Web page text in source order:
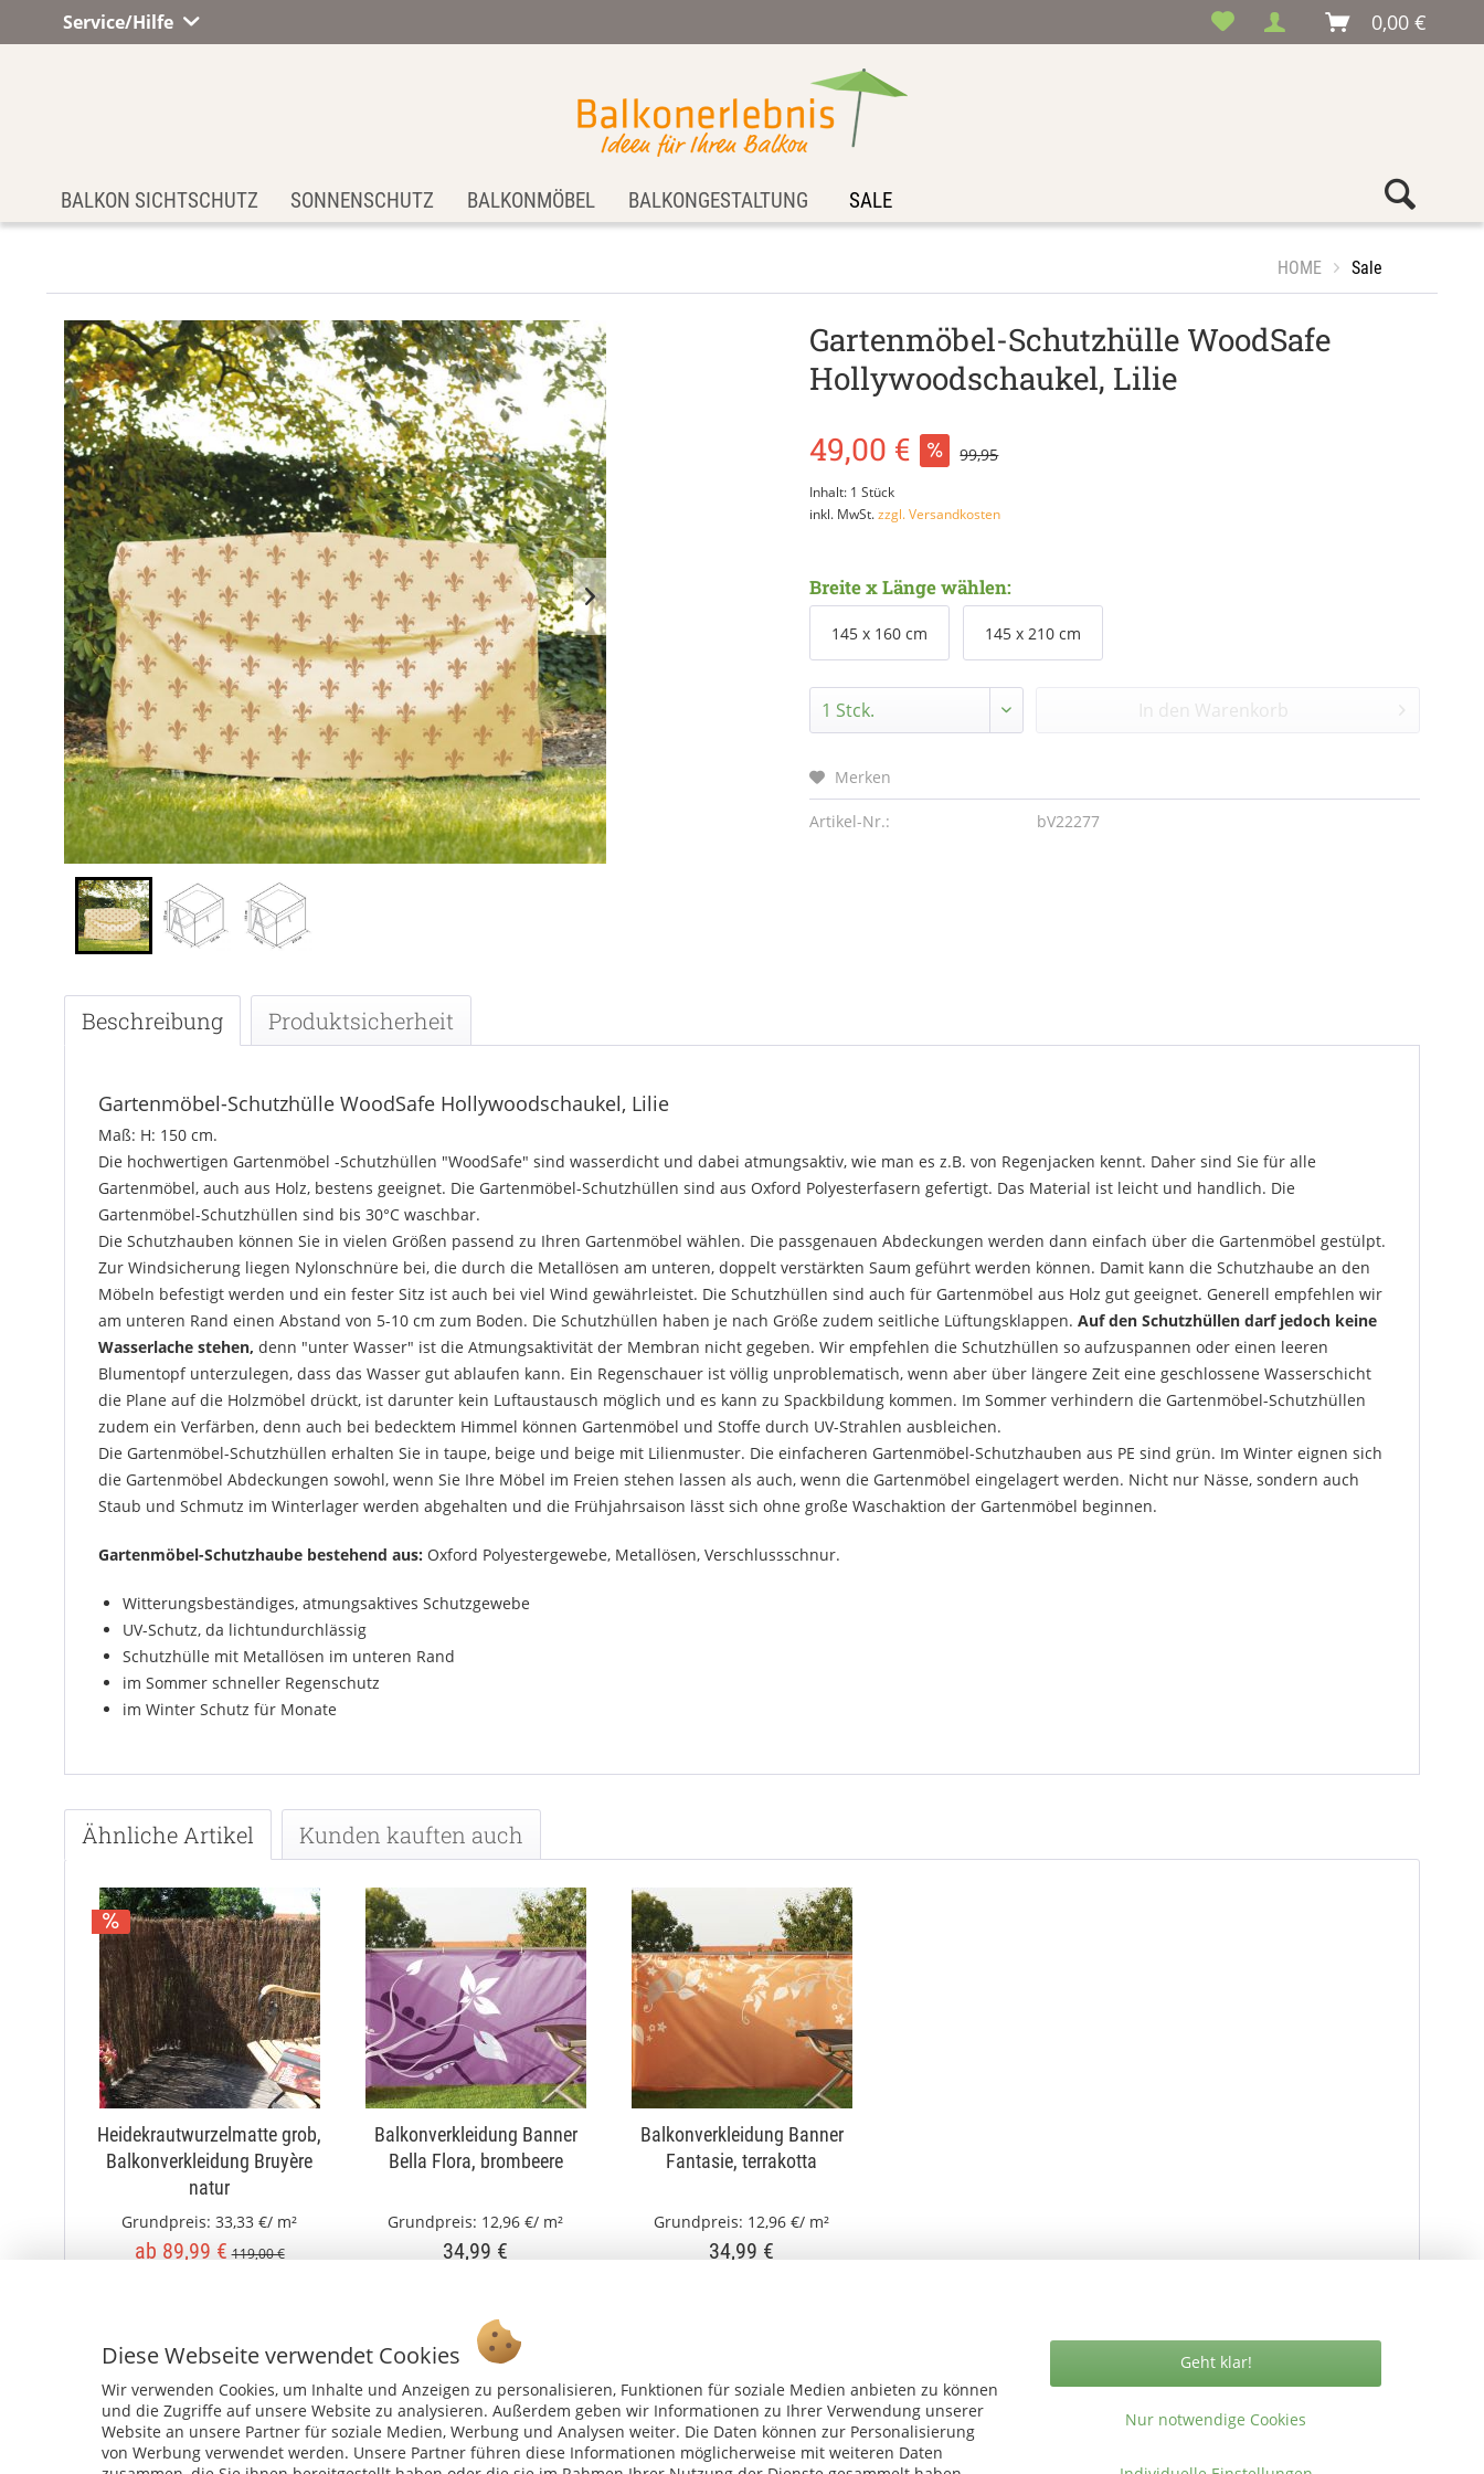
Service/Hilfe 0,00 €
BALKON SICHTSCHUTZ SONNENSCHUTZ BALKONMÖBEL BALKONGESTALTUNG SALE
HOME Sale
Gartenmöbel-Schutzhülle WoodSafe
Hollywoodschaukel, Lilie
49,00 €
99,95
Inhalt: 1 Stück
inkl. MwSt.zzgl. Versandkosten
Breite x Länge wählen:
145 x 160 cm 145 x 210 cm
In den Warenkorb
Merken
Artikel-Nr.: bV22277
Beschreibung Produktsicherheit
Gartenmöbel-Schutzhülle WoodSafe Hollywoodschaukel, Lilie
Maß: H: 150 cm.
Die hochwertigen Gartenmöbel -Schutzhüllen "WoodSafe" sind wasserdicht und dabei atmungsaktiv, wie man es z.B. von Regenjacken kennt. Daher sind Sie für alle
Gartenmöbel, auch aus Holz, bestens geeignet. Die Gartenmöbel-Schutzhüllen sind aus Oxford Polyesterfasern gefertigt. Das Material ist leicht und handlich. Die
Gartenmöbel-Schutzhüllen sind bis 30°C waschbar.
Die Schutzhauben können Sie in vielen Größen passend zu Ihren Gartenmöbel wählen. Die passgenauen Abdeckungen werden dann einfach über die Gartenmöbel gestülpt.
Zur Windsicherung liegen Nylonschnüre bei, die durch die Metallösen am unteren, doppelt verstärkten Saum geführt werden können. Damit kann die Schutzhaube an den
Möbeln befestigt werden und ein fester Sitz ist auch bei viel Wind gewährleistet. Die Schutzhüllen sind auch für Gartenmöbel aus Holz gut geeignet. Generell empfehlen wir
am unteren Rand einen Abstand von 5-10 cm zum Boden. Die Schutzhüllen haben je nach Größe zudem seitliche Lüftungsklappen. Auf den Schutzhüllen darf jedoch keine
Wasserlache stehen, denn "unter Wasser" ist die Atmungsaktivität der Membran nicht gegeben. Wir empfehlen die Schutzhüllen so aufzuspannen oder einen leeren
Blumentopf unterzulegen, dass das Wasser gut ablaufen kann. Ein Regenschauer ist völlig unproblematisch, wenn aber über längere Zeit eine geschlossene Wasserschicht
die Plane auf die Holzmöbel drückt, ist darunter kein Luftaustausch möglich und es kann zu Spackbildung kommen. Im Sommer verhindern die Gartenmöbel-Schutzhüllen
zudem ein Verfärben, denn auch bei bedecktem Himmel können Gartenmöbel und Stoffe durch UV-Strahlen ausbleichen.
Die Gartenmöbel-Schutzhüllen erhalten Sie in taupe, beige und beige mit Lilienmuster. Die einfacheren Gartenmöbel-Schutzhauben aus PE sind grün. Im Winter eignen sich
die Gartenmöbel Abdeckungen sowohl, wenn Sie Ihre Möbel im Freien stehen lassen als auch, wenn die Gartenmöbel eingelagert werden. Nicht nur Nässe, sondern auch
Staub und Schmutz im Winterlager werden abgehalten und die Frühjahrsaison lässt sich ohne große Waschaktion der Gartenmöbel beginnen.
Gartenmöbel-Schutzhaube bestehend aus: Oxford Polyestergewebe, Metallösen, Verschlussschnur.
Witterungsbeständiges, atmungsaktives Schutzgewebe
UV-Schutz, da lichtundurchlässig
Schutzhülle mit Metallösen im unteren Rand
im Sommer schneller Regenschutz
im Winter Schutz für Monate
Ähnliche Artikel Kunden kauften auch
Heidekrautwurzelmatte grob,
Balkonverkleidung Bruyère
natur
Grundpreis: 33,33 €/ m²
ab 89,99 € 119,00 €
Balkonverkleidung Banner
Bella Flora, brombeere
Grundpreis: 12,96 €/ m²
34,99 €
Balkonverkleidung Banner
Fantasie, terrakotta
Grundpreis: 12,96 €/ m²
34,99 €
Diese Webseite verwendet Cookies
Wir verwenden Cookies, um Inhalte und Anzeigen zu personalisieren, Funktionen für soziale Medien anbieten zu können
und die Zugriffe auf unsere Website zu analysieren. Außerdem geben wir Informationen zu Ihrer Verwendung unserer
Website an unsere Partner für soziale Medien, Werbung und Analysen weiter. Die Daten können zur Personalisierung
von Werbung verwendet werden. Unsere Partner führen diese Informationen möglicherweise mit weiteren Daten
Nur notwendige Cookies
Geht klar!